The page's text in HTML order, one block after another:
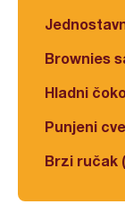
Brownies
Hladni
Punjeni
Brzi ručak